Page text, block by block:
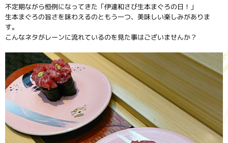
不定期ながら恒例になってきた「伊達和さび生本まぐろの日！」
生本まぐろの旨さを味わえるのともう一つ、美味しい楽しみがありま
す。
こんなネタがレーンに流れているのを見た事はございませんか？